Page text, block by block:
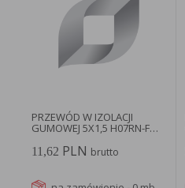
PRZEWÓD W IZOLACJI
GUMOWEJ 5X1,5 H07RN-F
11,62 PLN brutto